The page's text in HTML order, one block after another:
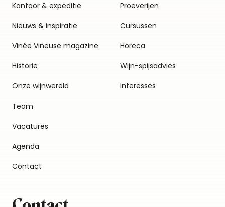
Kantoor & expeditie
Nieuws & inspiratie
Vinée Vineuse magazine
Historie
Onze wijnwereld
Team
Vacatures
Agenda
Contact
Proeverijen
Cursussen
Horeca
Wijn-spijsadvies
Interesses